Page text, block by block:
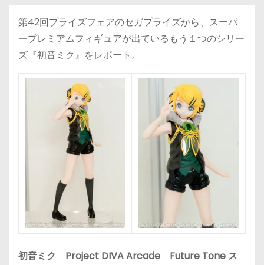
第42回プライズフェアのセガプライズから、スーパ
ープレミアムフィギュアが出ているもう１つのシリー
ズ『初音ミク』をレポート。
初音ミク Project DIVA Arcade Future Tone ス